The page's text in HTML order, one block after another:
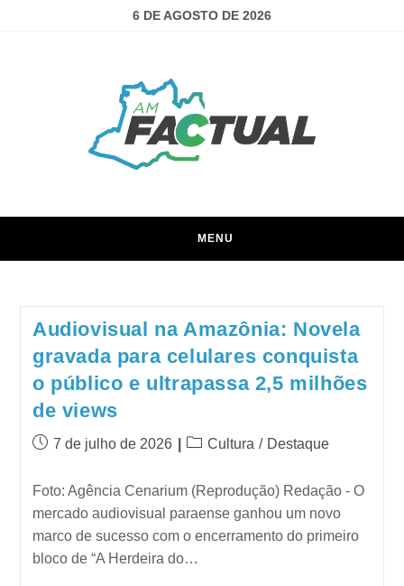
6 DE AGOSTO DE 2026
MENU
Audiovisual na Amazônia: Novela
gravada para celulares conquista
o público e ultrapassa 2,5 milhões
de views
7 de julho de 2026 Cultura / Destaque
Foto: Agência Cenarium (Reprodução) Redação - O
mercado audiovisual paraense ganhou um novo
marco de sucesso com o encerramento do primeiro
bloco de “A Herdeira do…